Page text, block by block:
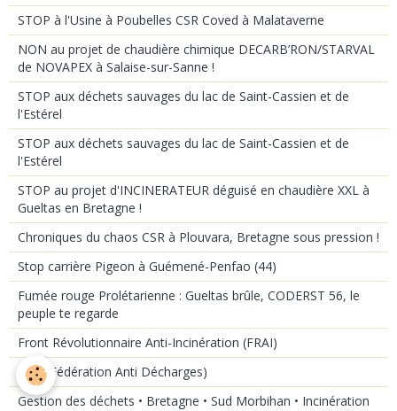
STOP à l'Usine à Poubelles CSR Coved à Malataverne
NON au projet de chaudière chimique DECARB’RON/STARVAL
de NOVAPEX à Salaise-sur-Sanne !
STOP aux déchets sauvages du lac de Saint-Cassien et de
l'Estérel
STOP aux déchets sauvages du lac de Saint-Cassien et de
l'Estérel
STOP au projet d'INCINERATEUR déguisé en chaudière XXL à
Gueltas en Bretagne !
Chroniques du chaos CSR à Plouvara, Bretagne sous pression !
Stop carrière Pigeon à Guémené-Penfao (44)
Fumée rouge Prolétarienne : Gueltas brûle, CODERST 56, le
peuple te regarde
Front Révolutionnaire Anti-Incinération (FRAI)
FAD (Fédération Anti Décharges)
Gestion des déchets • Bretagne • Sud Morbihan • Incinération